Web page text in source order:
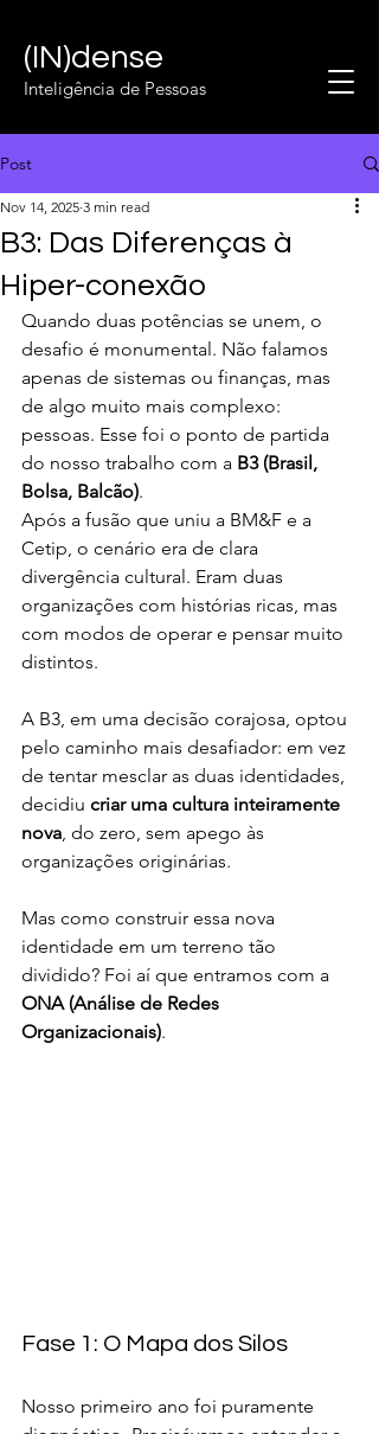
(IN)dense
Inteligência de Pessoas
Post
B3: Das Diferenças à
Hiper-conexão
Nov 14, 2025 3 min read
Quando duas potências se unem, o
desafio é monumental. Não falamos
apenas de sistemas ou finanças, mas
de algo muito mais complexo:
pessoas. Esse foi o ponto de partida
do nosso trabalho com a B3 (Brasil,
Bolsa, Balcão).
Após a fusão que uniu a BM&F e a
Cetip, o cenário era de clara
divergência cultural. Eram duas
organizações com histórias ricas, mas
com modos de operar e pensar muito
distintos.
A B3, em uma decisão corajosa, optou
pelo caminho mais desafiador: em vez
de tentar mesclar as duas identidades,
decidiu criar uma cultura inteiramente
nova, do zero, sem apego às
organizações originárias.
Mas como construir essa nova
identidade em um terreno tão
dividido? Foi aí que entramos com a
ONA (Análise de Redes
Organizacionais).
Fase 1: O Mapa dos Silos
Nosso primeiro ano foi puramente